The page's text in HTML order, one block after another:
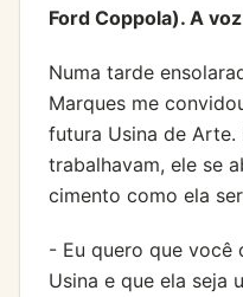
Ford Coppola). A
Numa tarde
Marques me
futura Usina de
trabalhavam, ele se
cimento como ela
- Eu quero que você
Usina e que ela seja